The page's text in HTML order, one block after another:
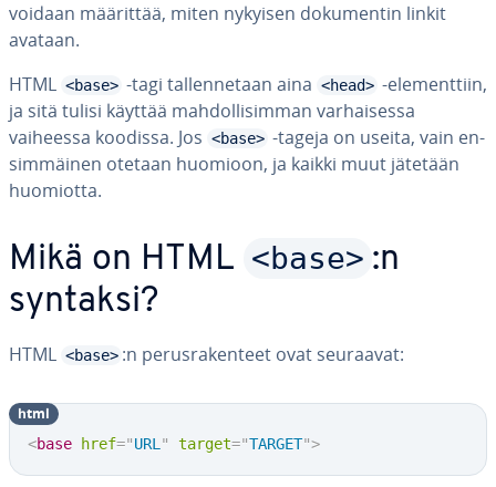
voidaan määrittää, miten nykyisen do­ku­men­tin linkit
avataan.
HTML <base> -tagi tal­len­ne­taan aina <head> -ele­ment­tiin,
ja sitä tulisi käyttää mah­dol­li­sim­man var­hai­ses­sa
vaiheessa koodissa. Jos <base> -tageja on useita, vain en­
sim­mäi­nen otetaan huomioon, ja kaikki muut jätetään
huomiotta.
Mikä on HTML <base> :n
syntaksi?
HTML <base> :n pe­rus­ra­ken­teet ovat seuraavat:
<base href="URL " target="TARGET">
html